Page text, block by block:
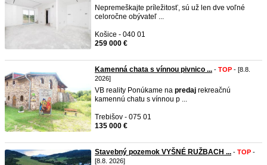
Nepremeškajte príležitosť, sú už len dve voľné
celoročne obývateľ ...
Košice - 040 01
259 000 €
Kamenná chata s vínnou pivnico ... - TOP - [8.8.
2026]
VB reality Ponúkame na predaj rekreačnú
kamennú chatu s vínnou p ...
Trebišov - 075 01
135 000 €
Stavebný pozemok VYŠNÉ RUŽBACH ... - TOP -
[8.8. 2026]